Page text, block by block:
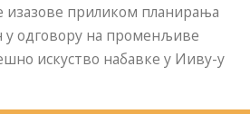
изазове приликом планирања
у одговору на променљиве
искуство набавке у Ииву-у